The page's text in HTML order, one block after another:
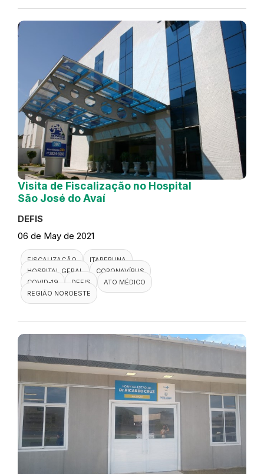
Visita de Fiscalização no Hospital
São José do Avaí
DEFIS
06 de May de 2021
FISCALIZAÇÃO
ITAPERUNA
HOSPITAL GERAL
CORONAVÍRUS
COVID-19
DEFIS
ATO MÉDICO
REGIÃO NOROESTE